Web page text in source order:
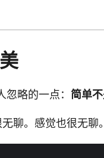
略的一点： 简单
聊。感觉也很无聊